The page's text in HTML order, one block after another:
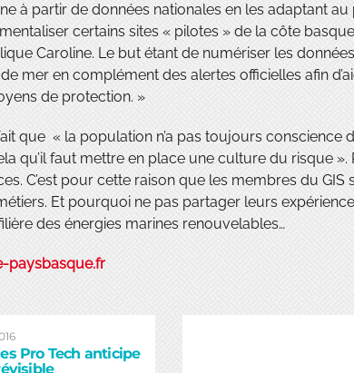
à partir de données nationales en les adaptant
certains sites « pilotes » de la côte
Caroline. Le but étant de numériser les
mer en complément des alertes officielles afin
de protection. »
que « la population n’a pas toujours conscience
qu’il faut mettre en place une culture du risque ».
C’est pour cette raison que les membres du GIS
Et pourquoi ne pas partager leurs
des énergies marines renouvelables…
paysbasque.fr
Pro Tech anticipe